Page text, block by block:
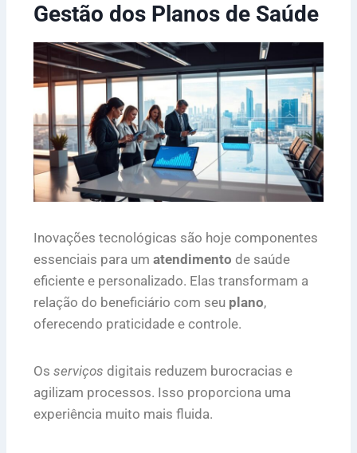
Gestão dos Planos de Saúde
Inovações tecnológicas são hoje componentes
essenciais para um atendimento de saúde
eficiente e personalizado. Elas transformam a
relação do beneficiário com seu plano,
oferecendo praticidade e controle.
Os serviços digitais reduzem burocracias e
agilizam processos. Isso proporciona uma
experiência muito mais fluida.